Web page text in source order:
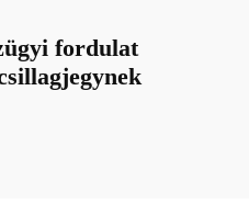
fordulat